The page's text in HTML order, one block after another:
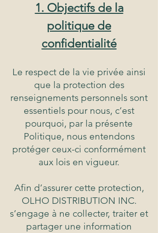
1. Objectifs de la
politique de
confidentialité
Le respect de la vie privée ainsi
que la protection des
renseignements personnels sont
essentiels pour nous, c’est
pourquoi, par la présente
Politique, nous entendons
protéger ceux-ci conformément
aux lois en vigueur.
Afin d’assurer cette protection,
OLHO DISTRIBUTION INC.
s’engage à ne collecter, traiter et
partager une information